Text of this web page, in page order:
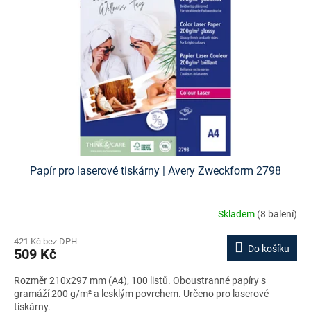
Papír pro laserové tiskárny | Avery Zweckform 2798
Skladem (8 balení)
421 Kč bez DPH
509 Kč Do košíku
Rozměr 210x297 mm (A4), 100 listů. Oboustranné papíry s
gramáží 200 g/m² a lesklým povrchem. Určeno pro laserové
tiskárny.